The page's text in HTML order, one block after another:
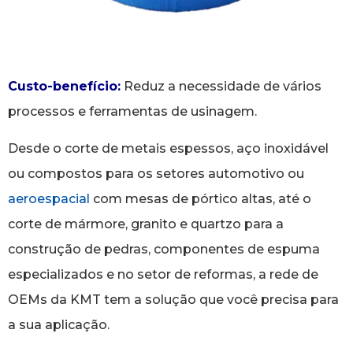
Custo-benefício: Reduz a necessidade de vários
processos e ferramentas de usinagem.
Desde o corte de metais espessos, aço inoxidável
ou compostos para os setores automotivo ou
aeroespacial com mesas de pórtico altas, até o
corte de mármore, granito e quartzo para a
construção de pedras, componentes de espuma
especializados e no setor de reformas, a rede de
OEMs da KMT tem a solução que você precisa para
a sua aplicação.